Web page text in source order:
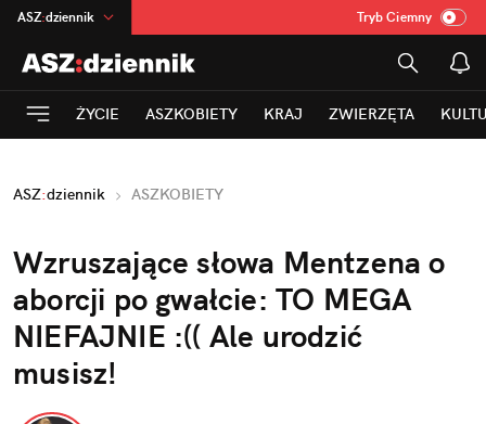
ASZ:dziennik
na:Temat
INN:Poland
mama
Rozrywka
Tryb Ciemny
ŻYCIE ASZKOBIETY KRAJ ZWIERZĘTA
ASZ:dziennik ASZKOBIETY
Wzruszające słowa Mentzena o
aborcji po gwałcie: TO MEGA
NIEFAJNIE :(( Ale urodzić
musisz!